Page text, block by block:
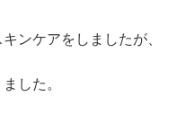
ンケアをしましたが、
した。